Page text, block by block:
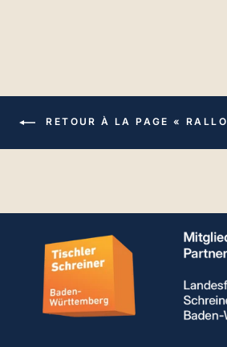
RETOUR À LA PAGE «